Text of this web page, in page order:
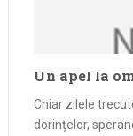
Un apel la
Chiar zilele
dorințelor,